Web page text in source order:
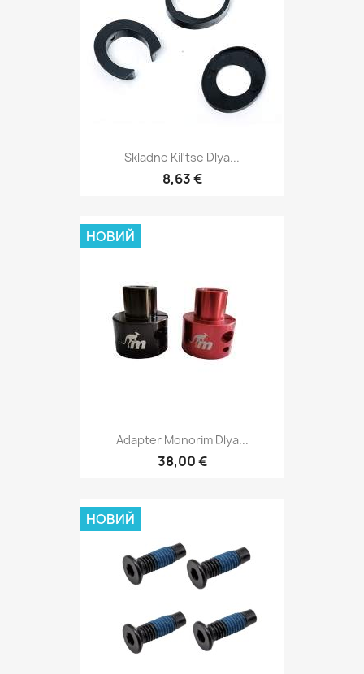
Skladne Kilʹtse Dlya...
8,63 €
Adapter Monorim Dlya...
38,00 €
НОВИЙ
НОВИЙ